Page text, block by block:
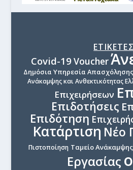
ΕΤΙΚΕΤΕΣ
Covid-19Voucher
Δημόσια Υπηρεσία Απασχόλησης
Ανάκαμψης και Ανθεκτικότητας
Επιχειρήσεων
Επιδοτήσεις
Επιδότηση
Κατάρτιση Νέο
Πιστοποίηση Ταμείο Ανάκαμψης
Εργασίας